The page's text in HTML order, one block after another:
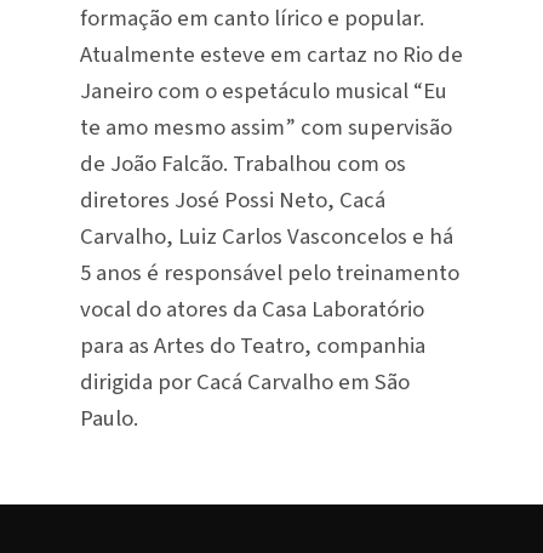
formação em canto lírico e popular.
Atualmente esteve em cartaz no Rio de
Janeiro com o espetáculo musical “Eu
te amo mesmo assim” com supervisão
de João Falcão. Trabalhou com os
diretores José Possi Neto, Cacá
Carvalho, Luiz Carlos Vasconcelos e há
5 anos é responsável pelo treinamento
vocal do atores da Casa Laboratório
para as Artes do Teatro, companhia
dirigida por Cacá Carvalho em São
Paulo.